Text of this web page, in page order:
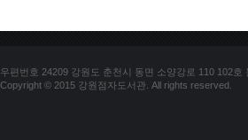
우편번호 24209 강원도 춘천시 동면 소양강로 110 102
Copyright © 2015 강원점자도서관. All rights reserved.